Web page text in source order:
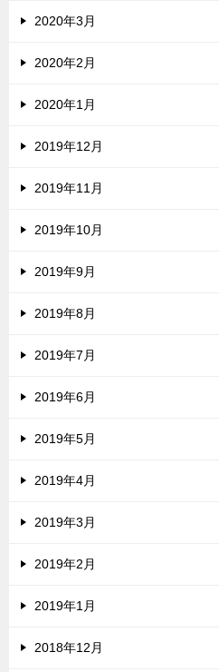
2020年3月
2020年2月
2020年1月
2019年12月
2019年11月
2019年10月
2019年9月
2019年8月
2019年7月
2019年6月
2019年5月
2019年4月
2019年3月
2019年2月
2019年1月
2018年12月